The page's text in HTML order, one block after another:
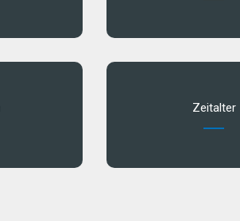
Zeitalter